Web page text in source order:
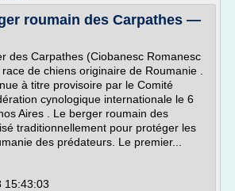
roumain des Carpathes —
des Carpathes (Ciobanesc Romanesc
de chiens originaire de Roumanie .
à titre provisoire par le Comité
cynologique internationale le 6
Aires . Le berger roumain des
traditionnellement pour protéger les
des prédateurs. Le premier...
15:43:03